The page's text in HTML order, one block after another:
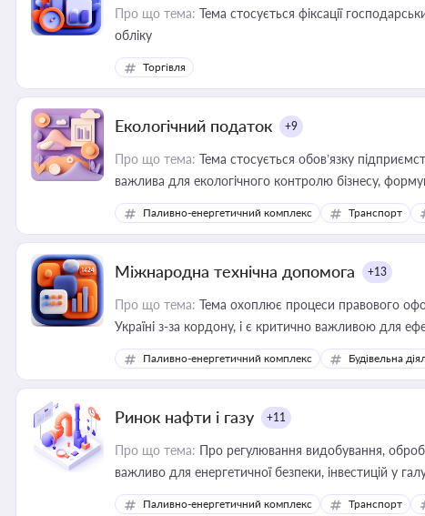
Про що тема: Тема стосується фіксації
обліку
Торгівля
Екологічний податок +9
Про що тема: Тема стосується обов’язку
важлива для екологічного контролю бізнесу,
законодавства
Паливно-енергетичний комплекс Транспорт
Міжнародна технічна допомога +13
Про що тема: Тема охоплює процеси правового
Україні з-за кордону, і є критично важливою для
інфраструктурних проєктів
Паливно-енергетичний комплекс Будівельна
Ринок нафти і газу +11
Про що тема: Про регулювання видобування,
важливо для енергетичної безпеки, інвестицій у
Паливно-енергетичний комплекс Транспорт